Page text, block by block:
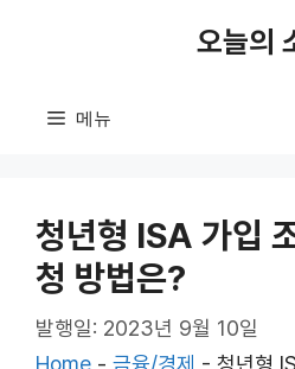
오늘의
메뉴
청년형 ISA 가입
청 방법은?
발행일: 2023년 9월 10일
Home - 금융/경제 - 청년형